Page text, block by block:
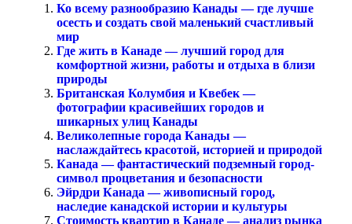
Ко всему разнообразию Канады — где лучше
осесть и создать свой маленький счастливый
мир
Где жить в Канаде — лучший город для
комфортной жизни, работы и отдыха в близи
природы
Британская Колумбия и Квебек —
фотографии красивейших городов и
шикарных улиц Канады
Великолепные города Канады —
наслаждайтесь красотой, историей и природой
Канада — фантастический подземный город-
символ процветания и безопасности
Эйрдри Канада — живописный город,
наследие канадской истории и культуры
Стоимость квартир в Канаде — анализ рынка